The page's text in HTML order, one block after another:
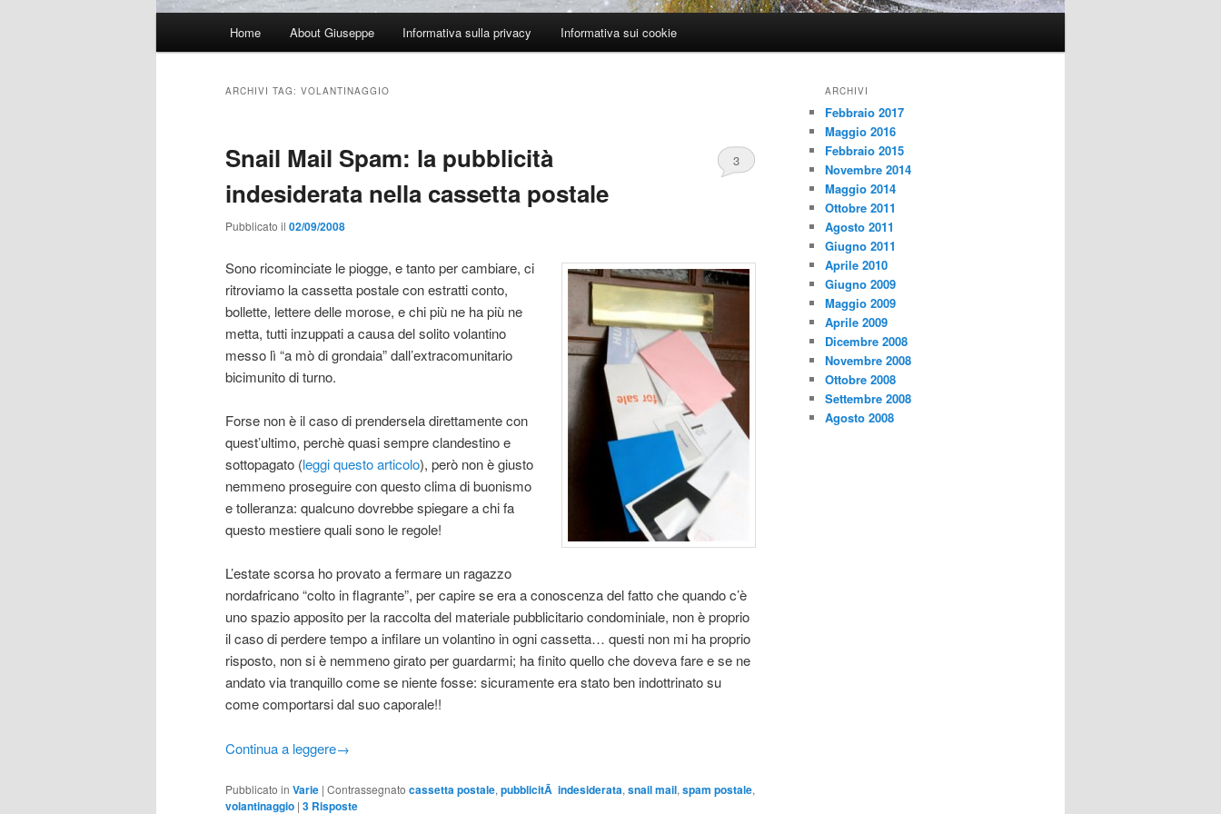
Home About Giuseppe Informativa sulla privacy Informativa sui cookie
ARCHIVI TAG: VOLANTINAGGIO
Snail Mail Spam: la pubblicità
indesiderata nella cassetta postale
Pubblicato il 02/09/2008
3
Sono ricominciate le piogge, e tanto per cambiare, ci
ritroviamo la cassetta postale con estratti conto,
bollette, lettere delle morose, e chi più ne ha più ne
metta, tutti inzuppati a causa del solito volantino
messo lì “a mò di grondaia” dall’extracomunitario
bicimunito di turno.
Forse non è il caso di prendersela direttamente con
quest’ultimo, perchè quasi sempre clandestino e
sottopagato (leggi questo articolo), però non è giusto
nemmeno proseguire con questo clima di buonismo
e tolleranza: qualcuno dovrebbe spiegare a chi fa
questo mestiere quali sono le regole!
L’estate scorsa ho provato a fermare un ragazzo
nordafricano “colto in flagrante”, per capire se era a conoscenza del fatto che quando c’è
uno spazio apposito per la raccolta del materiale pubblicitario condominiale, non è proprio
il caso di perdere tempo a infilare un volantino in ogni cassetta… questi non mi ha proprio
risposto, non si è nemmeno girato per guardarmi; ha finito quello che doveva fare e se ne
andato via tranquillo come se niente fosse: sicuramente era stato ben indottrinato su
come comportarsi dal suo caporale!!
Continua a leggere→
Pubblicato in Varie | Contrassegnato cassetta postale, pubblicitÃ indesiderata, snail mail, spam postale,
volantinaggio | 3 Risposte
ARCHIVI
Febbraio 2017
Maggio 2016
Febbraio 2015
Novembre 2014
Maggio 2014
Ottobre 2011
Agosto 2011
Giugno 2011
Aprile 2010
Giugno 2009
Maggio 2009
Aprile 2009
Dicembre 2008
Novembre 2008
Ottobre 2008
Settembre 2008
Agosto 2008